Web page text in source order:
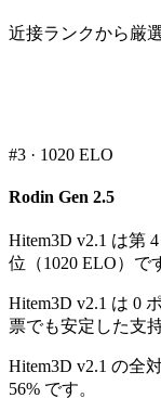
近接ランクから厳
#3 · 1020 ELO
Rodin Gen 2.5
Hitem3D v2.1 は第
位（1020 ELO）で
Hitem3D v2.1 は 0
票でも安定した支
Hitem3D v2.1 の全
56% です。